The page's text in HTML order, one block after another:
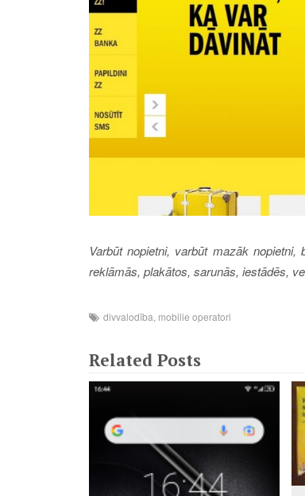
Varbūt nopietni, varbūt mazāk
reklāmās, plakātos, sarunās, iestādēs,
divvalodība mobilie operatori
Related Posts